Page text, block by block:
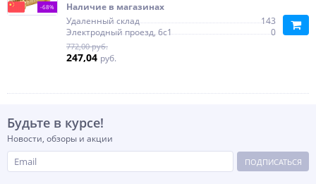
-68%
Наличие в магазинах
Удаленный склад
143
Электродный проезд, 6с1
0
772,00 руб.
247,04 руб.
Будьте в курсе!
Новости, обзоры и акции
ПОДПИСАТЬСЯ